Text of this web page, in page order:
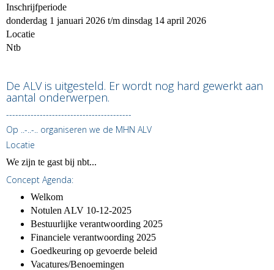
Inschrijfperiode
donderdag 1 januari 2026 t/m dinsdag 14 april 2026
Locatie
Ntb
De ALV is uitgesteld. Er wordt nog hard gewerkt aan
aantal onderwerpen.
-----------------------------------------
Op ..-..-.. organiseren we de MHN ALV
Locatie
We zijn te gast bij nbt...
Concept Agenda:
Welkom
Notulen ALV 10-12-2025
Bestuurlijke verantwoording 2025
Financiele verantwoording 2025
Goedkeuring op gevoerde beleid
Vacatures/Benoemingen